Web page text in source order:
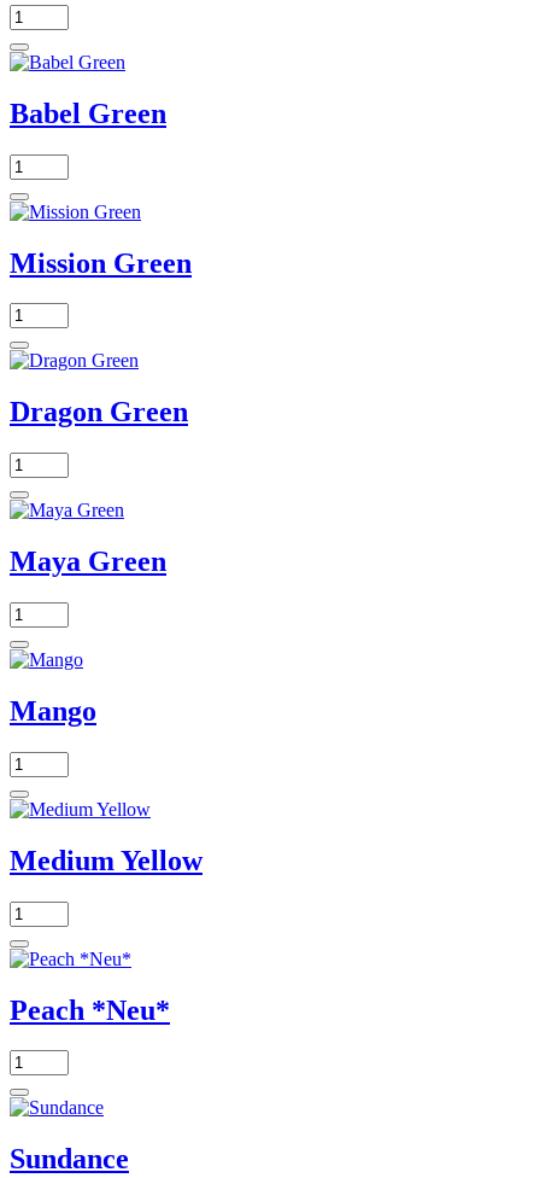
Babel Green
Mission Green
Dragon Green
Maya Green
Mango
Medium Yellow
Peach *Neu*
Sundance